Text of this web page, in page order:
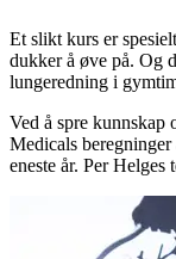
Et slikt kurs er
dukker å øve på. Og
lungeredning i
Ved å spre kunnskap
Medicals
eneste år. Per